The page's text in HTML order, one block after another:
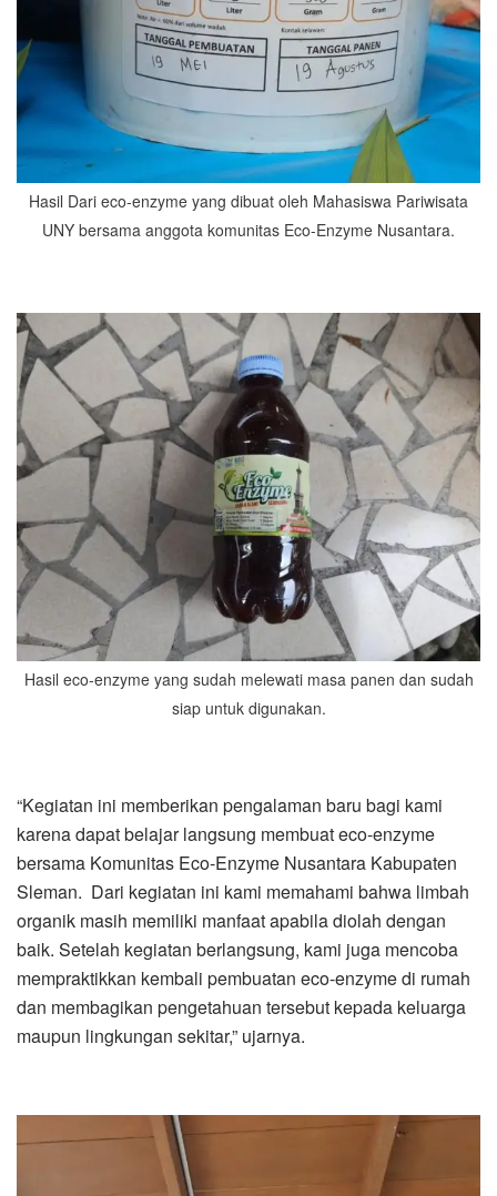
Hasil Dari eco-enzyme yang dibuat oleh Mahasiswa Pariwisata
UNY bersama anggota komunitas Eco-Enzyme Nusantara.
Hasil eco-enzyme yang sudah melewati masa panen dan sudah
siap untuk digunakan.
“Kegiatan ini memberikan pengalaman baru bagi kami
karena dapat belajar langsung membuat eco-enzyme
bersama Komunitas Eco-Enzyme Nusantara Kabupaten
Sleman. Dari kegiatan ini kami memahami bahwa limbah
organik masih memiliki manfaat apabila diolah dengan
baik. Setelah kegiatan berlangsung, kami juga mencoba
mempraktikkan kembali pembuatan eco-enzyme di rumah
dan membagikan pengetahuan tersebut kepada keluarga
maupun lingkungan sekitar,” ujarnya.